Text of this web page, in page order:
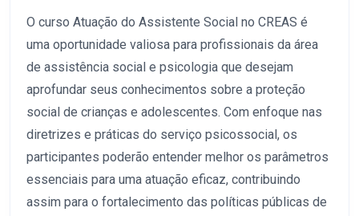
O curso Atuação do Assistente Social no CREAS é
uma oportunidade valiosa para profissionais da área
de assistência social e psicologia que desejam
aprofundar seus conhecimentos sobre a proteção
social de crianças e adolescentes. Com enfoque nas
diretrizes e práticas do serviço psicossocial, os
participantes poderão entender melhor os parâmetros
essenciais para uma atuação eficaz, contribuindo
assim para o fortalecimento das políticas públicas de